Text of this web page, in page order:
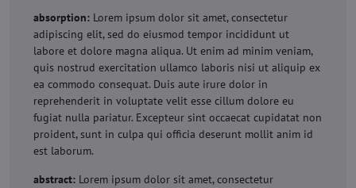
absorption: Lorem ipsum dolor sit amet, consectetur
adipiscing elit, sed do eiusmod tempor incididunt ut
labore et dolore magna aliqua. Ut enim ad minim veniam,
quis nostrud exercitation ullamco laboris nisi ut aliquip ex
ea commodo consequat. Duis aute irure dolor in
reprehenderit in voluptate velit esse cillum dolore eu
fugiat nulla pariatur. Excepteur sint occaecat cupidatat non
proident, sunt in culpa qui officia deserunt mollit anim id
est laborum.
abstract: Lorem ipsum dolor sit amet, consectetur